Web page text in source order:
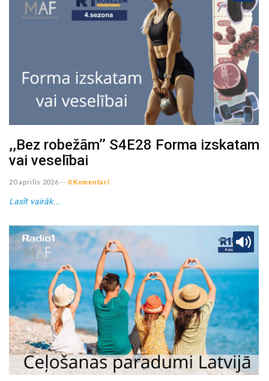
,,Bez robežām’’ S4E28 Forma izskatam
vai veselībai
20 aprilis 2026 -- 0 Komentāri
Lasīt vairāk...